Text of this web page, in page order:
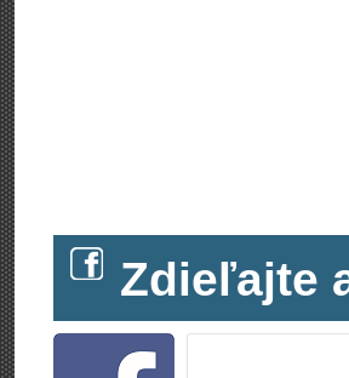
Zdieľajte